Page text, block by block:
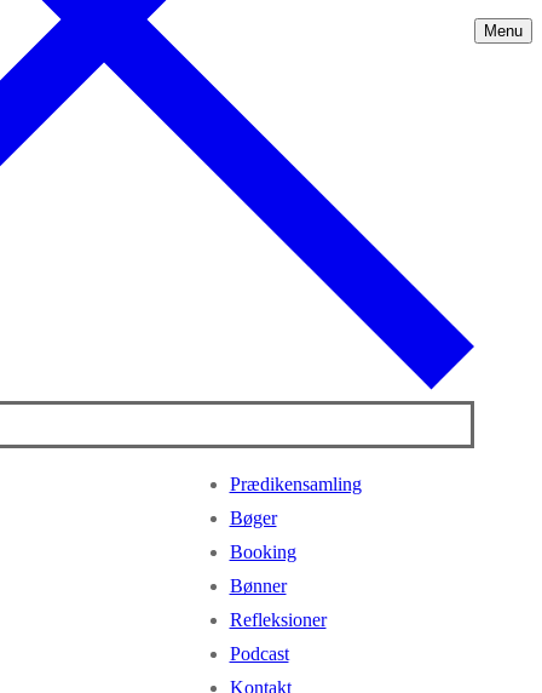
Menu
Prædikensamling
Bøger
Booking
Bønner
Refleksioner
Podcast
Kontakt